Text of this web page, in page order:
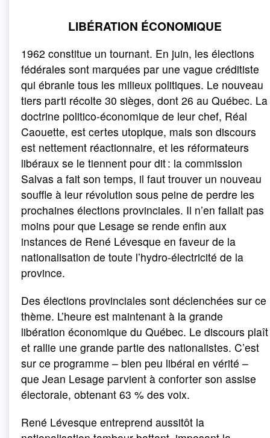
LIBÉRATION ÉCONOMIQUE
1962 constitue un tournant. En juin, les élections
fédérales sont marquées par une vague créditiste
qui ébranle tous les milieux politiques. Le nouveau
tiers parti récolte 30 sièges, dont 26 au Québec. La
doctrine politico-économique de leur chef, Réal
Caouette, est certes utopique, mais son discours
est nettement réactionnaire, et les réformateurs
libéraux se le tiennent pour dit : la commission
Salvas a fait son temps, il faut trouver un nouveau
souffle à leur révolution sous peine de perdre les
prochaines élections provinciales. Il n’en fallait pas
moins pour que Lesage se rende enfin aux
instances de René Lévesque en faveur de la
nationalisation de toute l’hydro-électricité de la
province.
Des élections provinciales sont déclenchées sur ce
thème. L’heure est maintenant à la grande
libération économique du Québec. Le discours plaît
et rallie une grande partie des nationalistes. C’est
sur ce programme – bien peu libéral en vérité –
que Jean Lesage parvient à conforter son assise
électorale, obtenant 63 % des voix.
René Lévesque entreprend aussitôt la